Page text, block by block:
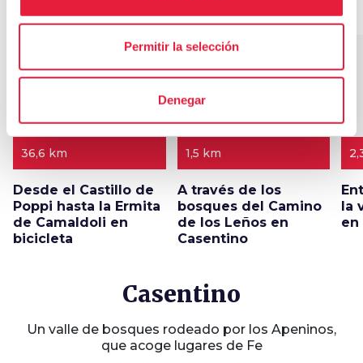
Permitir la selección
Denegar
36,6 km
Desde el Castillo de
Poppi hasta la Ermita
de Camaldoli en
bicicleta
1,5 km
A través de los
bosques del Camino
de los Leños en
Casentino
la
en
Casentino
Un valle de bosques rodeado por los Apeninos,
que acoge lugares de Fe